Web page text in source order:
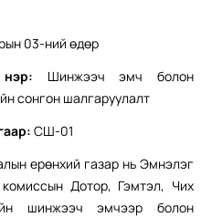
03-ний өдөр
нэр: Шинжээч эмч болон
сонгон шалгаруулалт
СШ-01
ерөнхий газар нь Эмнэлэг
Дотор, Гэмтэл, Чих
шинжээч эмчээр болон